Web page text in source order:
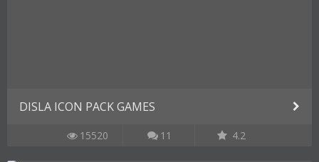
DISLA ICON PACK GAMES
15520 11 4.2